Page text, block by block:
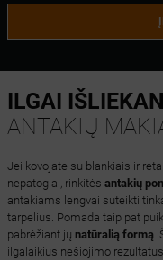
ILGAI
ANTAKIŲ
Jei kovojate su blankiais ir
nepatogiai, rinkitės antakių
antakiams lengvai suteikti
tarpelius. Pomada taip pat
pabrėžiant jų natūralią formą
ilgalaikius nešiojimo